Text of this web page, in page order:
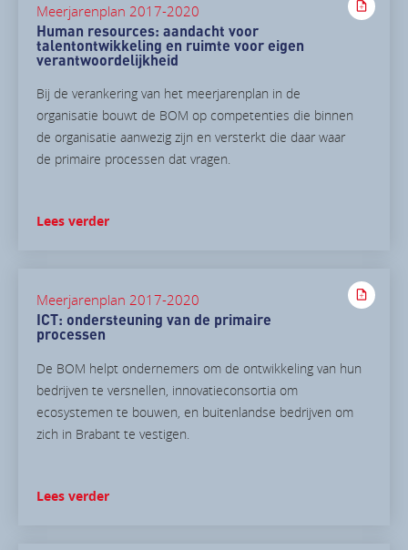
Meerjarenplan 2017-2020
Human resources: aandacht voor
talentontwikkeling en ruimte voor eigen
verantwoordelijkheid
Bij de verankering van het meerjarenplan in de
organisatie bouwt de BOM op competenties die binnen
de organisatie aanwezig zijn en versterkt die daar waar
de primaire processen dat vragen.
Lees verder
Meerjarenplan 2017-2020
ICT: ondersteuning van de primaire
processen
De BOM helpt ondernemers om de ontwikkeling van hun
bedrijven te versnellen, innovatieconsortia om
ecosystemen te bouwen, en buitenlandse bedrijven om
zich in Brabant te vestigen.
Lees verder